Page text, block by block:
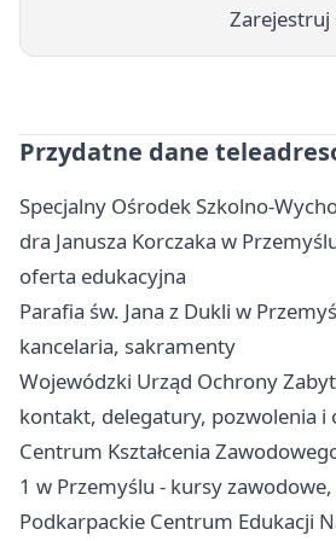
Przydatne dane
Specjalny Ośrodek Szkolno-
dra Janusza Korczaka w
oferta edukacyjna
Parafia św. Jana z Dukli w
kancelaria, sakramenty
Wojewódzki Urząd Ochrony
kontakt, delegatury, pozwolenia i
Centrum Kształcenia
1 w Przemyślu - kursy
Podkarpackie Centrum Edukacji